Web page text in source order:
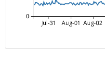
Jul-31 Aug-01 Aug-02
0